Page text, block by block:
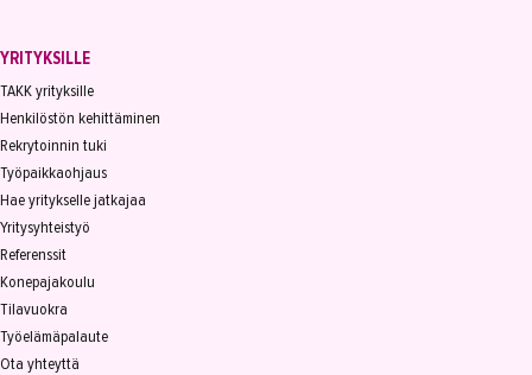
YRITYKSILLE
TAKK yrityksille
Henkilöstön kehittäminen
Rekrytoinnin tuki
Työpaikkaohjaus
Hae yritykselle jatkajaa
Yritysyhteistyö
Referenssit
Konepajakoulu
Tilavuokra
Työelämäpalaute
Ota yhteyttä